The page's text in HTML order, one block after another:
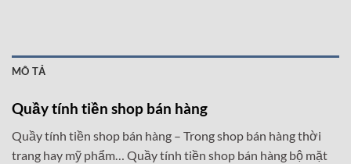
MÔ TẢ
Quầy tính tiền shop bán hàng
Quầy tính tiền shop bán hàng – Trong shop bán hàng thời
trang hay mỹ phẩm… Quầy tính tiền shop bán hàng bộ mặt